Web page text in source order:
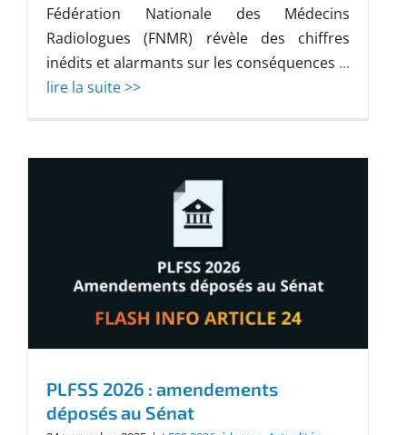
Fédération Nationale des Médecins
Radiologues (FNMR) révèle des chiffres
inédits et alarmants sur les conséquences ...
lire la suite >>
PLFSS 2026 : amendements
déposés au Sénat